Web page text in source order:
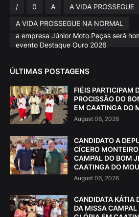
/ 0 A
A VIDA PROSSEGUE
A VIDA PROSSEGUE NA NORMAL
a empresa Júnior Moto Peças será
evento Destaque Ouro 2026
ÚLTIMAS POSTAGENS
FIÉIS PARTICIPAM
PROCISSÃO DO
EM CAATINGA DO
August 06, 2026
CANDIDATO A
CÍCERO
CAMPAL DO BOM
CAATINGA DO
August 06, 2026
CANDIDATA KÁTIA
DA MISSA